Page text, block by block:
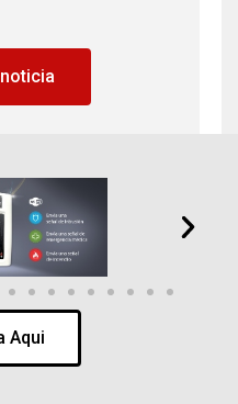
Aqui